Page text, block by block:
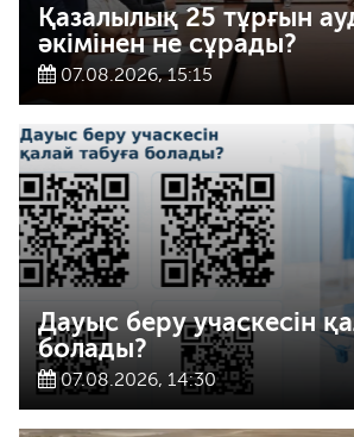
Қазалылық 25 тұрғын
әкімінен не сұрады?
07.08.2026, 15:15
Дауыс беру учаскесін
болады?
07.08.2026, 14:30